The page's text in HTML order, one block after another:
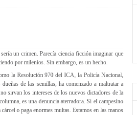
un crimen. Parecía ciencia ficción imaginar que
por milenios. Sin embargo, es un hecho.
la Resolución 970 del ICA, la Policía Nacional,
de las semillas, ha comenzado a maltratar a
sirvan los intereses de los nuevos dictadores de la
es una denuncia aterradora. Si el campesino
o paga enormes multas. Estamos en las manos